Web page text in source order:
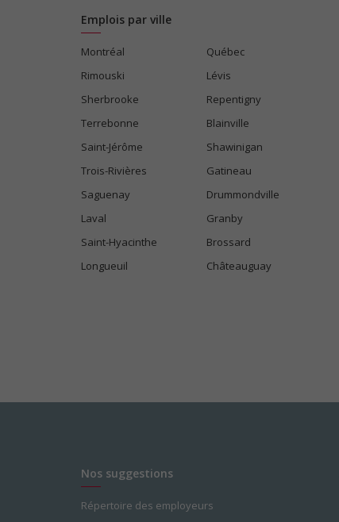
Emplois par ville
Montréal
Québec
Rimouski
Lévis
Sherbrooke
Repentigny
Terrebonne
Blainville
Saint-Jérôme
Shawinigan
Trois-Rivières
Gatineau
Saguenay
Drummondville
Laval
Granby
Saint-Hyacinthe
Brossard
Longueuil
Châteauguay
Nos suggestions
Répertoire des employeurs